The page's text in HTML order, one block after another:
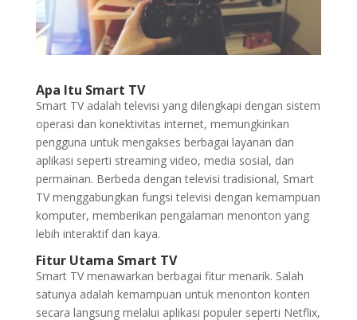
Apa Itu Smart TV
Smart TV adalah televisi yang dilengkapi dengan sistem
operasi dan konektivitas internet, memungkinkan
pengguna untuk mengakses berbagai layanan dan
aplikasi seperti streaming video, media sosial, dan
permainan. Berbeda dengan televisi tradisional, Smart
TV menggabungkan fungsi televisi dengan kemampuan
komputer, memberikan pengalaman menonton yang
lebih interaktif dan kaya.
Fitur Utama Smart TV
Smart TV menawarkan berbagai fitur menarik. Salah
satunya adalah kemampuan untuk menonton konten
secara langsung melalui aplikasi populer seperti Netflix,